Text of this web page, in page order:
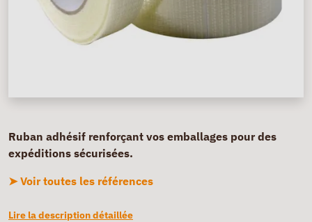
Ruban adhésif renforçant vos emballages pour des
expéditions sécurisées.
➤ Voir toutes les références
Lire la description détaillée